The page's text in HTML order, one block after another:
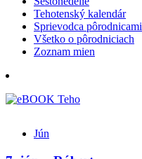
Tehotenský kalendár
Sprievodca pôrodnicami
Všetko o pôrodniciach
Zoznam mien
Jún